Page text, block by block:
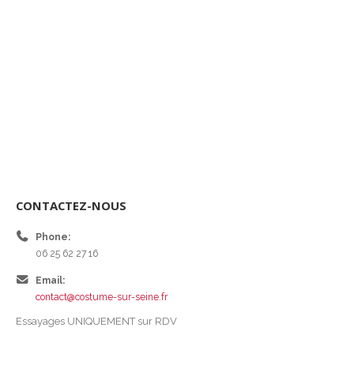
CONTACTEZ-NOUS
Phone:
06 25 62 27 16
Email:
contact@costume-sur-seine.fr
Essayages UNIQUEMENT sur RDV